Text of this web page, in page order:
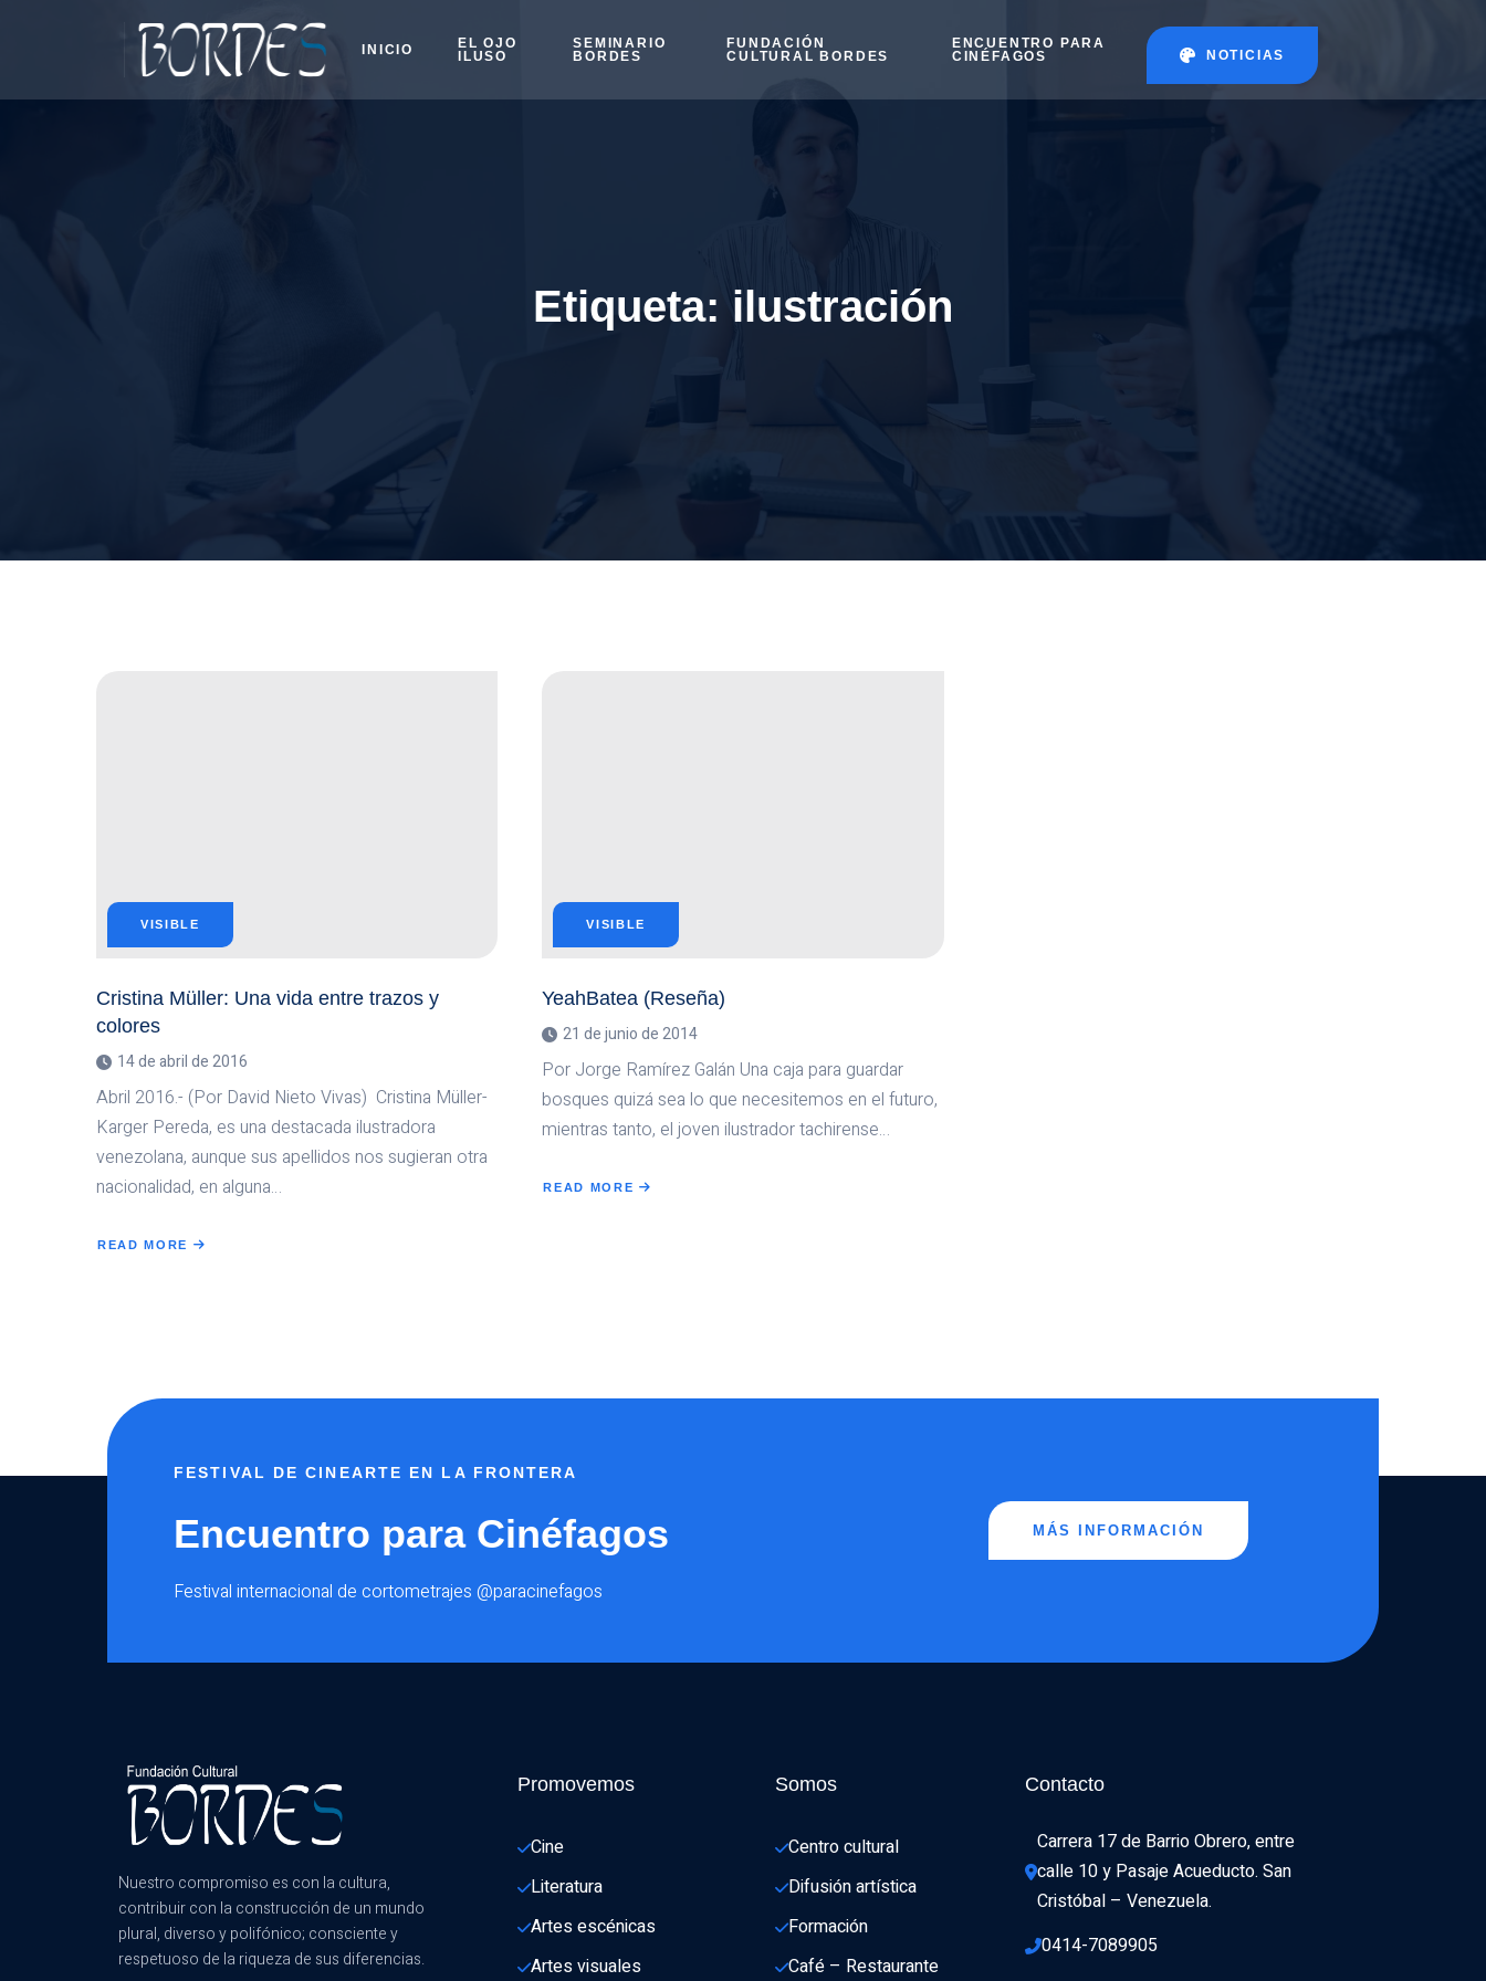
INICIO
EL OJO
ILUSO
SEMINARIO
BORDES
FUNDACIÓN
CULTURAL BORDES
ENCUENTRO PARA
CINÉFAGOS
NOTICIAS
Etiqueta: ilustración
VISIBLE
Cristina Müller: Una vida entre trazos y
colores
14 de abril de 2016
Abril 2016.- (Por David Nieto Vivas) Cristina Müller-
Karger Pereda, es una destacada ilustradora
venezolana, aunque sus apellidos nos sugieran otra
nacionalidad, en alguna…
READ MORE
ABOUT
VISIBLE
YeahBatea (Reseña)
21 de junio de 2014
Por Jorge Ramírez Galán Una caja para guardar
bosques quizá sea lo que necesitemos en el futuro,
mientras tanto, el joven ilustrador tachirense…
READ MORE
ABOUT
FESTIVAL DE CINEARTE EN LA FRONTERA
Encuentro para Cinéfagos
Festival internacional de cortometrajes @paracinefagos
MÁS INFORMACIÓN
Nuestro compromiso es con la cultura,
contribuir con la construcción de un mundo
plural, diverso y polifónico; consciente y
respetuoso de la riqueza de sus diferencias.
Promovemos
Cine
Literatura
Artes escénicas
Artes visuales
Somos
Centro cultural
Difusión artística
Formación
Café – Restaurante
Contacto
Carrera 17 de Barrio Obrero, entre
calle 10 y Pasaje Acueducto. San
Cristóbal – Venezuela.
0414-7089905